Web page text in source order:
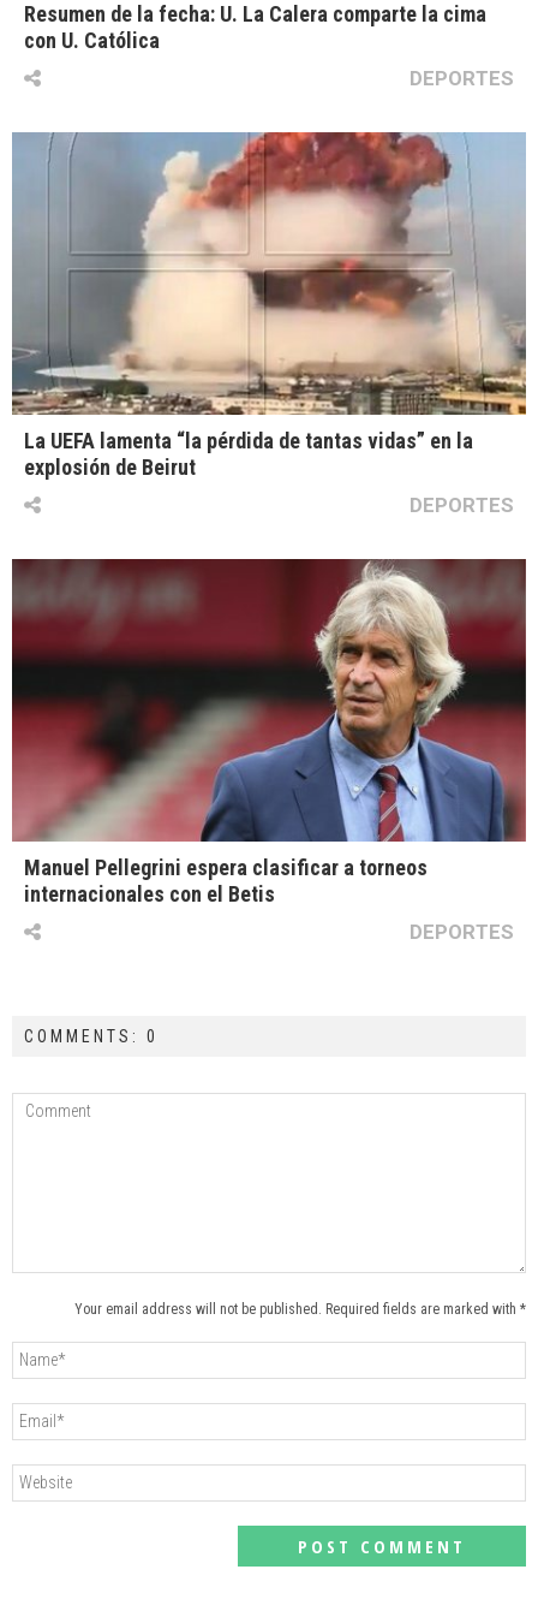
Resumen de la fecha: U. La Calera comparte la cima
con U. Católica
DEPORTES
La UEFA lamenta “la pérdida de tantas vidas” en la
explosión de Beirut
DEPORTES
Manuel Pellegrini espera clasificar a torneos
internacionales con el Betis
DEPORTES
COMMENTS: 0
Your email address will not be published. Required fields are marked with *